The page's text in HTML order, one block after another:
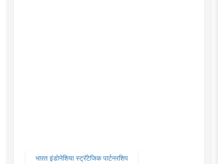
भारत इंडोनेशिया स्ट्रॅटेजिक पार्टनरशिप